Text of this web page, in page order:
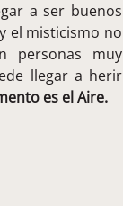
a ser buenos
el misticismo no
personas muy
llegar a herir
es el Aire.